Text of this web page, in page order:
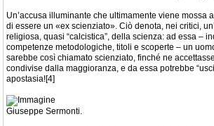
Un’accusa illuminante che ultimamente viene mossa
di essere un «ex scienziato». Ciò denota, nei critici,
religiosa, quasi “calcistica”, della scienza: ad essa –
competenze metodologiche, titoli e scoperte – un
sarebbe così chiamato scienziato, finché ne
condivise dalla maggioranza, e da essa potrebbe
apostasia![4]
Giuseppe Sermonti.